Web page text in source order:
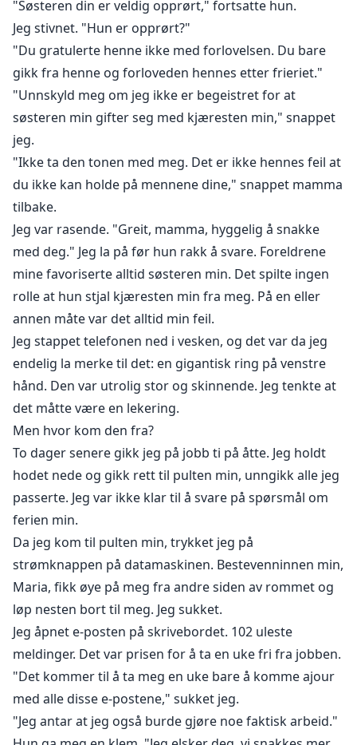
"Søsteren din er veldig opprørt," fortsatte hun.
Jeg stivnet. "Hun er opprørt?"
"Du gratulerte henne ikke med forlovelsen. Du bare
gikk fra henne og forloveden hennes etter frieriet."
"Unnskyld meg om jeg ikke er begeistret for at
søsteren min gifter seg med kjæresten min," snappet
jeg.
"Ikke ta den tonen med meg. Det er ikke hennes feil at
du ikke kan holde på mennene dine," snappet mamma
tilbake.
Jeg var rasende. "Greit, mamma, hyggelig å snakke
med deg." Jeg la på før hun rakk å svare. Foreldrene
mine favoriserte alltid søsteren min. Det spilte ingen
rolle at hun stjal kjæresten min fra meg. På en eller
annen måte var det alltid min feil.
Jeg stappet telefonen ned i vesken, og det var da jeg
endelig la merke til det: en gigantisk ring på venstre
hånd. Den var utrolig stor og skinnende. Jeg tenkte at
det måtte være en lekering.
Men hvor kom den fra?
To dager senere gikk jeg på jobb ti på åtte. Jeg holdt
hodet nede og gikk rett til pulten min, unngikk alle jeg
passerte. Jeg var ikke klar til å svare på spørsmål om
ferien min.
Da jeg kom til pulten min, trykket jeg på
strømknappen på datamaskinen. Bestevenninnen min,
Maria, fikk øye på meg fra andre siden av rommet og
løp nesten bort til meg. Jeg sukket.
Jeg åpnet e-posten på skrivebordet. 102 uleste
meldinger. Det var prisen for å ta en uke fri fra jobben.
"Det kommer til å ta meg en uke bare å komme ajour
med alle disse e-postene," sukket jeg.
"Jeg antar at jeg også burde gjøre noe faktisk arbeid."